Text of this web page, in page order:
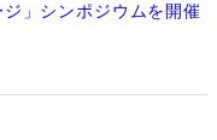
ジ」シンポジウムを開催